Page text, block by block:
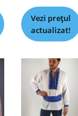
Vezi prețul
actualizat!